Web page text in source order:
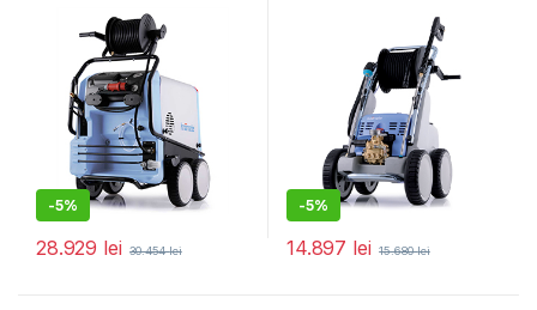
-5%
28.929 lei 30.454lei
-5%
14.897 lei 15.680lei